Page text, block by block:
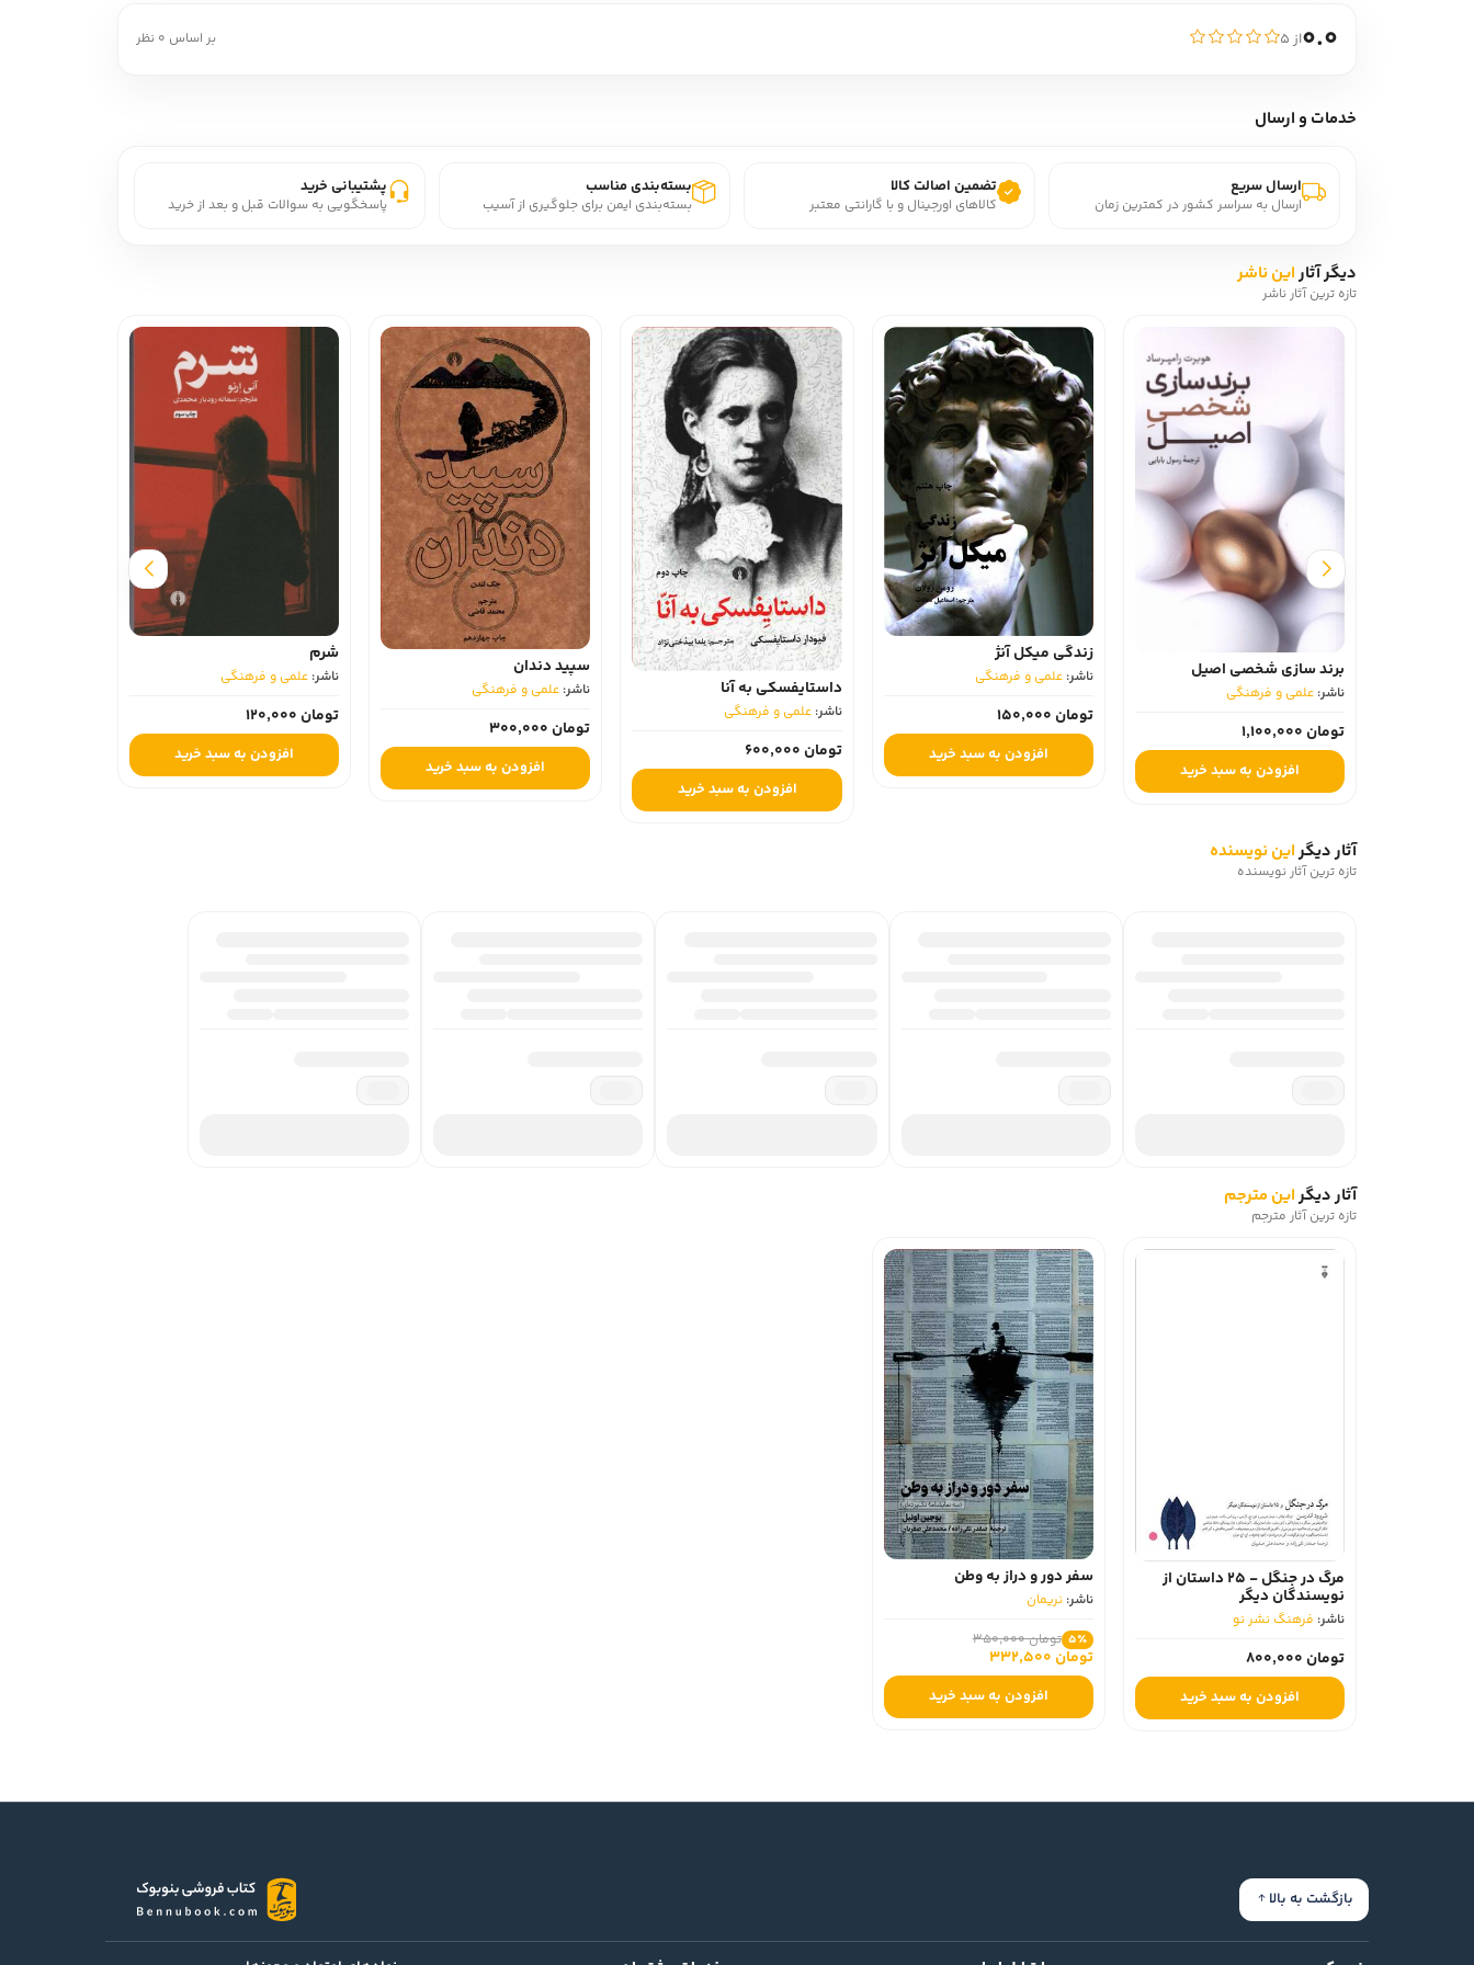
0.0از ۵ بر اساس 0 نظر
خدمات و ارسال
ارسال سریع
ارسال به سراسر کشور در کمترین زمان
تضمین اصالت کالا
کالاهای اورجینال و با گارانتی معتبر
بسته‌بندی مناسب
بسته‌بندی ایمن برای جلوگیری از آسیب
پشتیبانی خرید
پاسخگویی به سوالات قبل و بعد از خرید
دیگر آثاراین ناشر
تازه ترین آثار ناشر
برند سازی شخصی اصیل
ناشر:علمی و فرهنگی
تومان 1,100,000
افزودن به سبد خرید
زندگی میکل آنژ
ناشر:علمی و فرهنگی
تومان 150,000
افزودن به سبد خرید
داستایفسکی به آنا
ناشر:علمی و فرهنگی
تومان 600,000
افزودن به سبد خرید
سپید دندان
ناشر:علمی و فرهنگی
تومان 300,000
افزودن به سبد خرید
شرم
ناشر:علمی و فرهنگی
تومان 120,000
افزودن به سبد خرید
آثار دیگراین نویسنده
تازه ترین آثار نویسنده
آثار دیگراین مترجم
تازه ترین آثار مترجم
مرگ در جنگل - 25 داستان از
نویسندگان دیگر
ناشر: فرهنگ نشر نو
تومان 800,000
افزودن به سبد خرید
سفر دور و دراز به وطن
ناشر: نریمان
5٪ تومان 350,000
تومان 332,500
افزودن به سبد خرید
بازگشت به بالا